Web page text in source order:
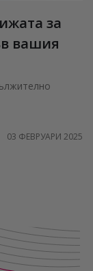
за
вашия
03 ФЕВРУАРИ 2025